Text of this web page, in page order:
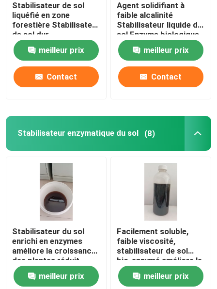
Stabilisateur de sol
liquéfié en zone
forestière Stabilisateur
de sol dur
meilleur prix
Contact
Agent solidifiant à
faible alcalinité
Stabilisateur liquide du
sol Enzyme biologique
meilleur prix
Contact
Stabilisateur enzymatique du sol (8)
Stabilisateur du sol
enrichi en enzymes
améliore la croissance
des plantes réduit
l'érosion PH7.0-9.0
meilleur prix
Facilement soluble,
faible viscosité,
stabilisateur de sol
bio-enzymé améliore le
sol sur tous les types
de surfacesmeilleur prix